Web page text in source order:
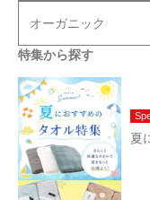
オーガニック
特集から探す
夏